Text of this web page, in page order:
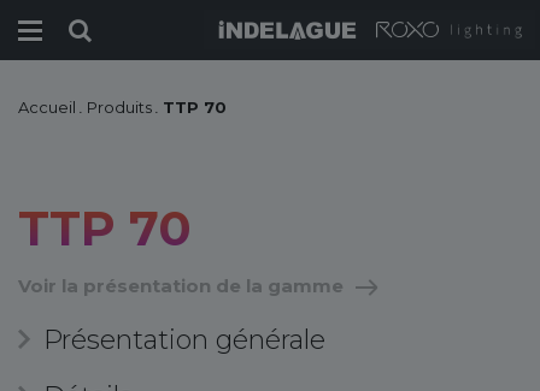
Accueil Produits TTP 70
TTP 70
Voir la présentation de la gamme
Présentation générale